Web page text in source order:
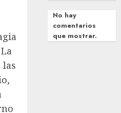
las
No hay
comentarios
que mostrar.